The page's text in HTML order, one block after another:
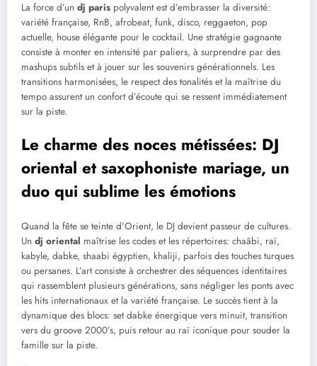
La force d’un dj paris polyvalent est d’embrasser la diversité:
variété française, RnB, afrobeat, funk, disco, reggaeton, pop
actuelle, house élégante pour le cocktail. Une stratégie gagnante
consiste à monter en intensité par paliers, à surprendre par des
mashups subtils et à jouer sur les souvenirs générationnels. Les
transitions harmonisées, le respect des tonalités et la maîtrise du
tempo assurent un confort d’écoute qui se ressent immédiatement
sur la piste.
Le charme des noces métissées: DJ
oriental et saxophoniste mariage, un
duo qui sublime les émotions
Quand la fête se teinte d’Orient, le DJ devient passeur de cultures.
Un dj oriental maîtrise les codes et les répertoires: chaâbi, raï,
kabyle, dabke, shaabi égyptien, khaliji, parfois des touches turques
ou persanes. L’art consiste à orchestrer des séquences identitaires
qui rassemblent plusieurs générations, sans négliger les ponts avec
les hits internationaux et la variété française. Le succès tient à la
dynamique des blocs: set dabke énergique vers minuit, transition
vers du groove 2000’s, puis retour au raï iconique pour souder la
famille sur la piste.